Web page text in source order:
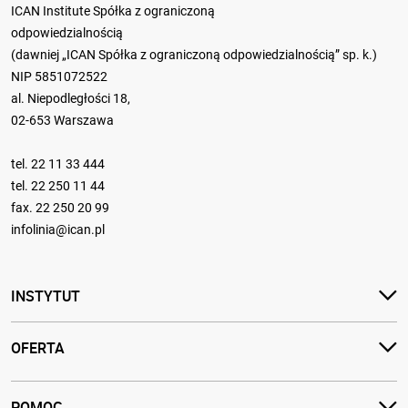
ICAN Institute Spółka z ograniczoną
odpowiedzialnością
(dawniej „ICAN Spółka z ograniczoną odpowiedzialnością” sp. k.)
NIP 5851072522
al. Niepodległości 18,
02-653 Warszawa
tel. 22 11 33 444
tel. 22 250 11 44
fax. 22 250 20 99
infolinia@ican.pl
INSTYTUT
OFERTA